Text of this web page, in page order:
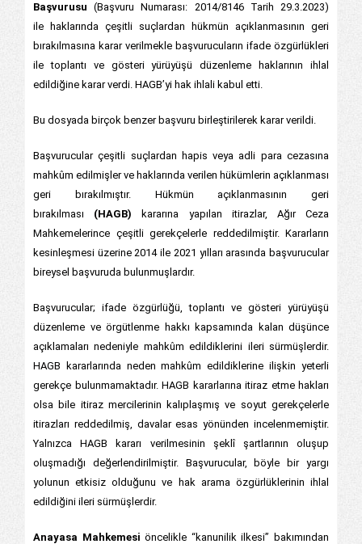
Başvurusu (Başvuru Numarası: 2014/8146 Tarih 29.3.2023)
ile
haklarında çeşitli suçlardan hükmün açıklanmasının geri
bırakılmasına karar verilmekle başvurucuların ifade özgürlükleri
ile toplantı ve gösteri yürüyüşü düzenleme haklarının ihlal
edildiğine karar verdi. HAGB’yi hak ihlali kabul etti.
Bu dosyada birçok benzer başvuru birleştirilerek karar verildi.
Başvurucular çeşitli suçlardan hapis veya adli para cezasına
mahkûm edilmişler ve haklarında verilen hükümlerin açıklanması
geri bırakılmıştır. Hükmün açıklanmasının geri
bırakılması (HAGB) kararına yapılan itirazlar, Ağır Ceza
Mahkemelerince çeşitli gerekçelerle reddedilmiştir. Kararların
kesinleşmesi üzerine 2014 ile 2021 yılları arasında başvurucular
bireysel başvuruda bulunmuşlardır.
Başvurucular; ifade özgürlüğü, toplantı ve gösteri yürüyüşü
düzenleme ve örgütlenme hakkı kapsamında kalan düşünce
açıklamaları nedeniyle mahkûm edildiklerini ileri sürmüşlerdir.
HAGB kararlarında neden mahkûm edildiklerine ilişkin yeterli
gerekçe bulunmamaktadır. HAGB kararlarına itiraz etme hakları
olsa bile itiraz mercilerinin kalıplaşmış ve soyut gerekçelerle
itirazları reddedilmiş, davalar esas yönünden incelenmemiştir.
Yalnızca HAGB kararı verilmesinin şeklî şartlarının oluşup
oluşmadığı değerlendirilmiştir. Başvurucular, böyle bir yargı
yolunun etkisiz olduğunu ve hak arama özgürlüklerinin ihlal
edildiğini ileri sürmüşlerdir.
Anayasa Mahkemesi öncelikle “kanunilik ilkesi” bakımından